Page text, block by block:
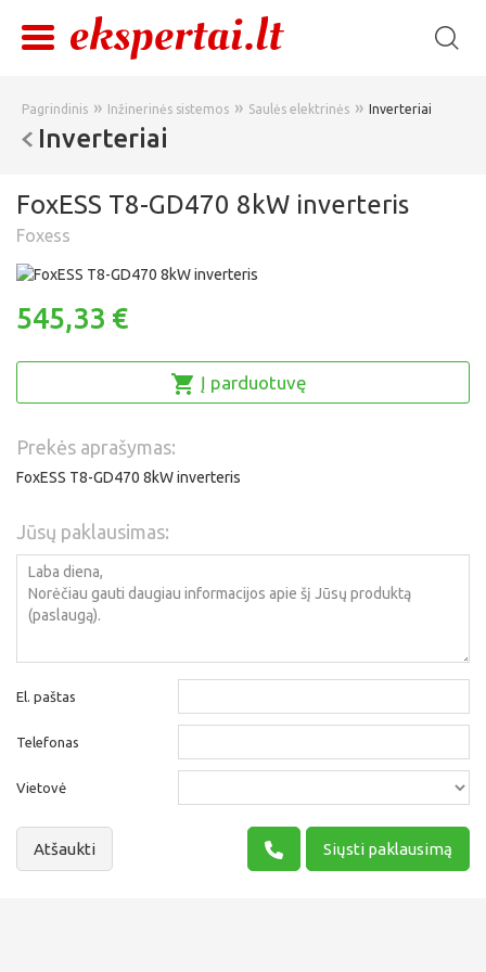
Pagrindinis » Inžinerinės sistemos » Saulės elektrinės » Inverteriai
Inverteriai
FoxESS T8-GD470 8kW inverteris
Foxess
545,33 €
Į parduotuvę
Prekės aprašymas:
FoxESS T8-GD470 8kW inverteris
Jūsų paklausimas:
El. paštas
Telefonas
Vietovė
Atšaukti Siųsti paklausimą